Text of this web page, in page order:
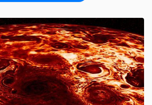
de Privacidade do Canaltech.